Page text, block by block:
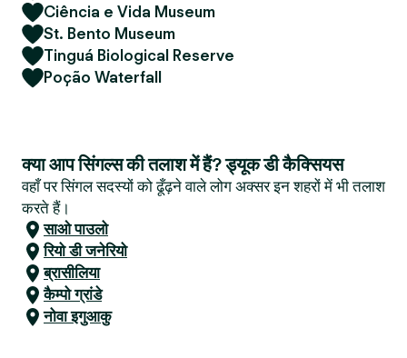
Ciência e Vida Museum
St. Bento Museum
Tinguá Biological Reserve
Poção Waterfall
क्या आप सिंगल्स की तलाश में हैं? ड्यूक डी कैक्सियस
वहाँ पर सिंगल सदस्यों को ढूँढ़ने वाले लोग अक्सर इन शहरों में भी तलाश
करते हैं।
साओ पाउलो
रियो डी जनेरियो
ब्रासीलिया
कैम्पो ग्रांडे
नोवा इगुआकु